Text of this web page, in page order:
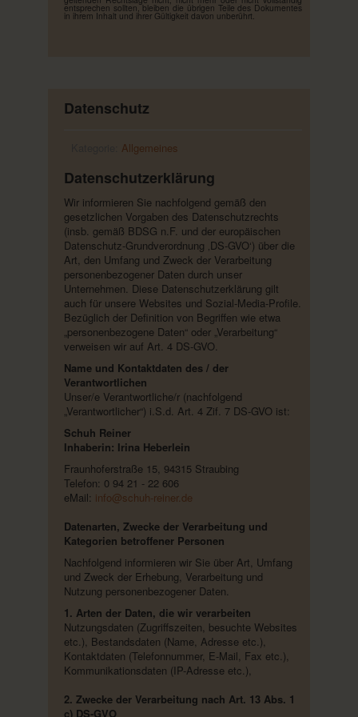
entsprechen sollten, bleiben die übrigen Teile des Dokumentes
in ihrem Inhalt und ihrer Gültigkeit davon unberührt.
Datenschutz
Allgemeines
Datenschutzerklärung
Wir informieren Sie nachfolgend gemäß den
gesetzlichen Vorgaben des Datenschutzrechts
(insb. gemäß BDSG n.F. und der europäischen
Datenschutz-Grundverordnung ‚DS-GVO‘) über die
Art, den Umfang und Zweck der Verarbeitung
personenbezogener Daten durch unser
Unternehmen. Diese Datenschutzerklärung gilt
auch für unsere Websites und Sozial-Media-Profile.
Bezüglich der Definition von Begriffen wie etwa
„personenbezogene Daten“ oder „Verarbeitung“
verweisen wir auf Art. 4 DS-GVO.
Name und Kontaktdaten des / der
Verantwortlichen
Unser/e Verantwortliche/r (nachfolgend
„Verantwortlicher“) i.S.d. Art. 4 Zif. 7 DS-GVO ist:
Schuh Reiner
Inhaberin: Irina Heberlein
Fraunhoferstraße 15, 94315 Straubing
Telefon: 0 94 21 - 22 606
eMail: info@schuh-reiner.de
Datenarten, Zwecke der Verarbeitung und
Kategorien betroffener Personen
Nachfolgend informieren wir Sie über Art, Umfang
und Zweck der Erhebung, Verarbeitung und
Nutzung personenbezogener Daten.
1. Arten der Daten, die wir verarbeiten
Nutzungsdaten (Zugriffszeiten, besuchte Websites
etc.), Bestandsdaten (Name, Adresse etc.),
Kontaktdaten (Telefonnummer, E-Mail, Fax etc.),
Kommunikationsdaten (IP-Adresse etc.),
2. Zwecke der Verarbeitung nach Art. 13 Abs. 1
c) DS-GVO